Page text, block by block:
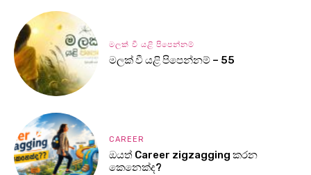
මලක් වී යළි පිපෙන්නම්
මලක් වී යළි පිපෙන්නම් – 55
CAREER
ඔයත් Career zigzagging කරන
කෙනෙක්ද?